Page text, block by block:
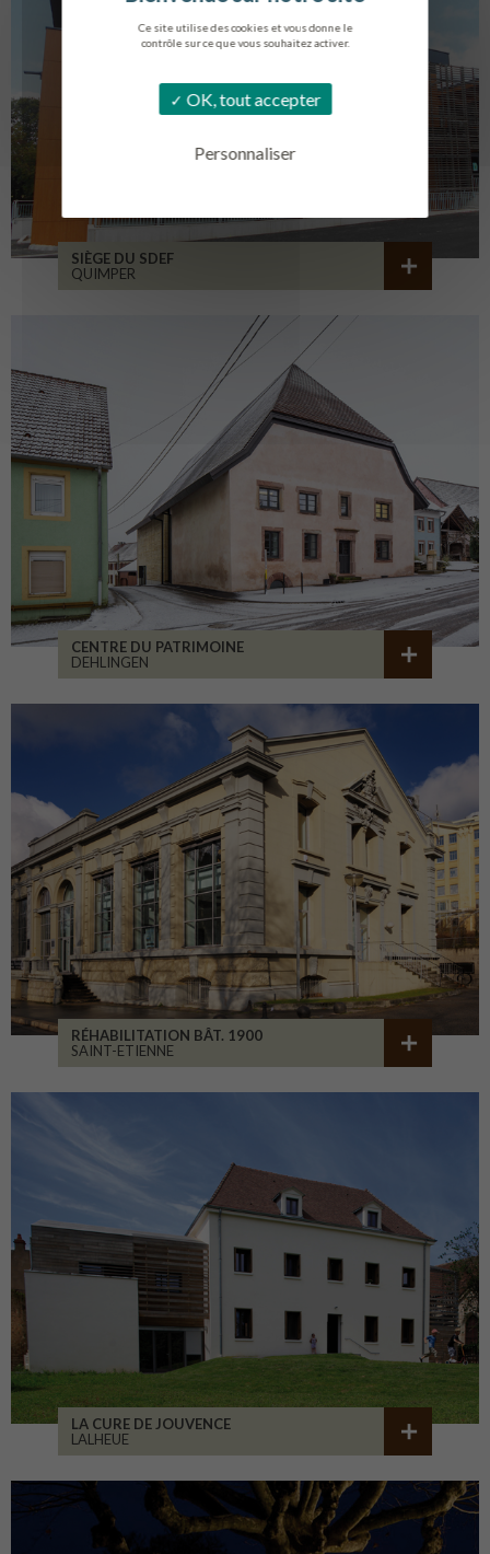
Ce site utilise des cookies et vous donne le
contrôle sur ce que vous souhaitez activer.
OK, tout accepter
Personnaliser
SIÈGE DU SDEF
QUIMPER
CENTRE DU PATRIMOINE
DEHLINGEN
RÉHABILITATION BÂT. 1900
SAINT-ETIENNE
LA CURE DE JOUVENCE
LALHEUE